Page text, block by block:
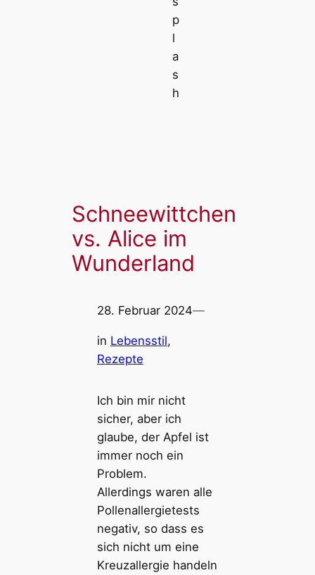
p
l
a
s
h
Schneewittchen
vs. Alice im
Wunderland
28. Februar 2024—
in Lebensstil
Rezepte
Ich bin mir nicht
sicher, aber ich
glaube, der Apfel ist
immer noch ein
Problem.
Allerdings waren alle
Pollenallergietests
negativ, so dass es
sich nicht um eine
Kreuzallergie handeln